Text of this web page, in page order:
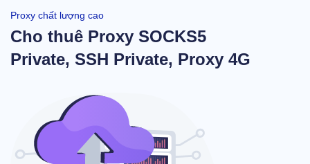
Proxy chất lượng cao
Cho thuê Proxy SOCKS5
Private, SSH Private, Proxy 4G